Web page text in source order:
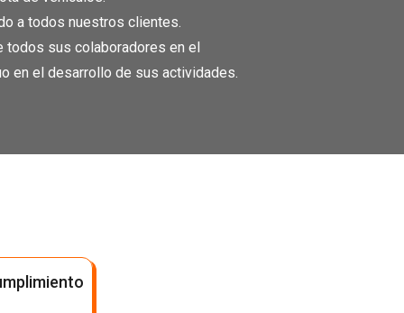
a todos nuestros clientes.
todos sus colaboradores en el
en el desarrollo de sus actividades.